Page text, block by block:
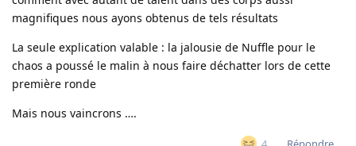
magnifiques nous ayons obtenus de tels résultats
La seule explication valable : la jalousie de Nuffle pour le
chaos a poussé le malin à nous faire déchatter lors de cette
première ronde
Mais nous vaincrons ….